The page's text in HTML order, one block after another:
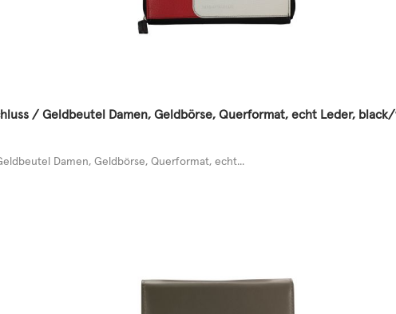
/ Geldbeutel Damen, Geldbörse, Querformat, echt Leder,
Damen, Geldbörse, Querformat, echt...